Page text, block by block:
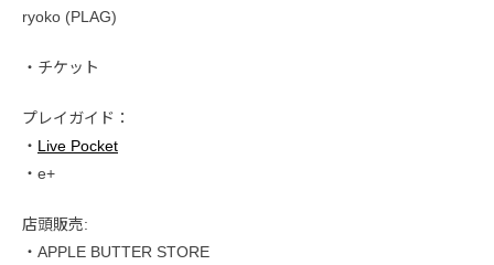
ryoko (PLAG)
・チケット
プレイガイド：
・ Live Pocket
・e+
店頭販売:
・APPLE BUTTER STORE